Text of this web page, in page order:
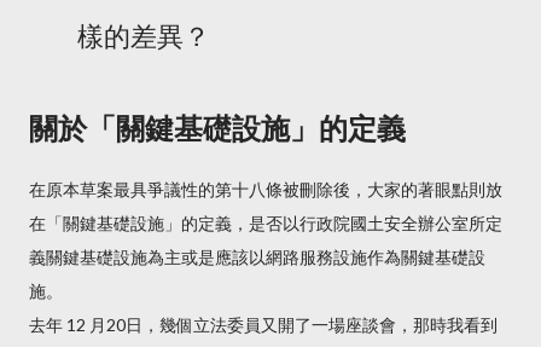
樣的差異？
關於「關鍵基礎設施」的定義
在原本草案最具爭議性的第十八條被刪除後，大家的著眼點則放
在「關鍵基礎設施」的定義，是否以行政院國土安全辦公室所定
義關鍵基礎設施為主或是應該以網路服務設施作為關鍵基礎設
施。
去年 12 月20日，幾個立法委員又開了一場座談會，那時我看到